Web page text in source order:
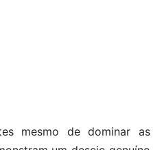
mesmo de dominar as